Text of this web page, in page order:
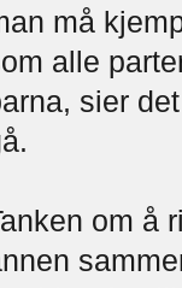
må
alle
sier
om å